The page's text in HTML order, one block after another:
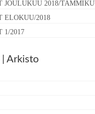
JOULUKUU 2018/
ELOKUU/2018
1/2017
Arkisto